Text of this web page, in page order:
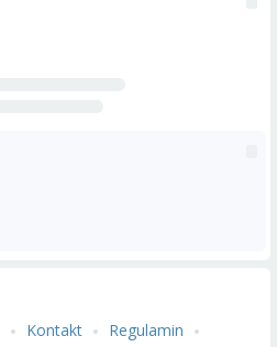
Kontakt
Regulamin